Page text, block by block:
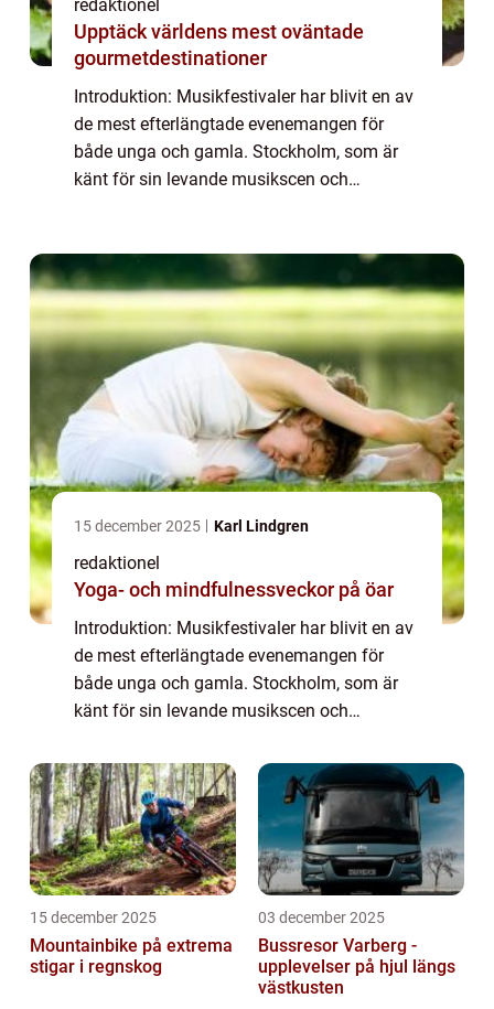
redaktionel
Upptäck världens mest oväntade
gourmetdestinationer
Introduktion: Musikfestivaler har blivit en av
de mest efterlängtade evenemangen för
både unga och gamla. Stockholm, som är
känt för sin levande musikscen och
15 december 2025 Karl Lindgren
redaktionel
Yoga- och mindfulnessveckor på öar
Introduktion: Musikfestivaler har blivit en av
de mest efterlängtade evenemangen för
både unga och gamla. Stockholm, som är
känt för sin levande musikscen och
för den spännande ”Musikfestival
Stockholm ...
15 december 2025
Mountainbike på extrema
stigar i regnskog
03 december 2025
Bussresor Varberg -
upplevelser på hjul längs
västkusten